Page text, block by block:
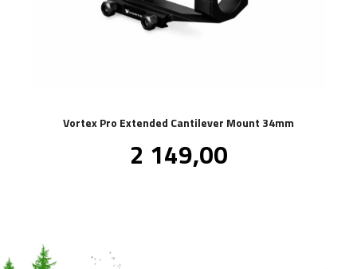
Vortex Pro Extended Cantilever Mount 34mm
Pris
2 149,00mva.